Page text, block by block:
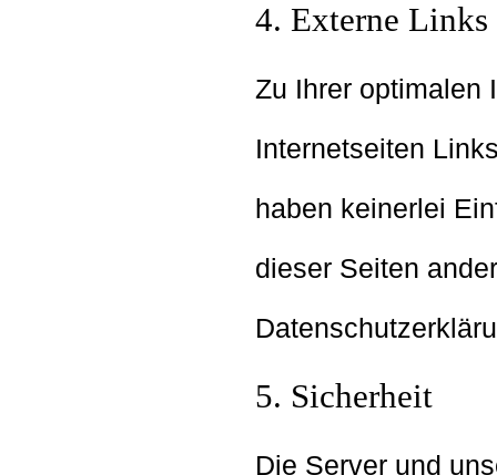
4. Externe Links
Zu Ihrer optimalen
Internetseiten
haben keinerlei
dieser Seiten
5. Sicherheit
Die Server und